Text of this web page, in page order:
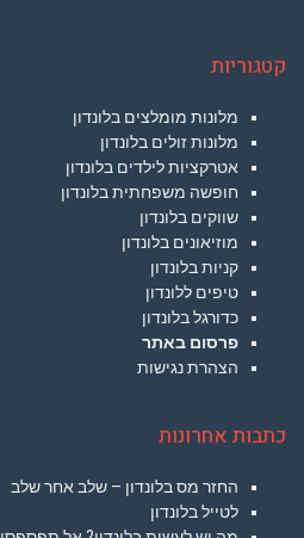
קטגוריות
מלונות מומלצים בלונדון
מלונות זולים בלונדון
אטרקציות לילדים בלונדון
חופשה משפחתית בלונדון
שווקים בלונדון
מוזיאונים בלונדון
קניות בלונדון
טיפים ללונדון
כדורגל בלונדון
פרסום באתר
הצהרת נגישות
כתבות אחרונות
החזר מס בלונדון – שלב אחר שלב
לטייל בלונדון